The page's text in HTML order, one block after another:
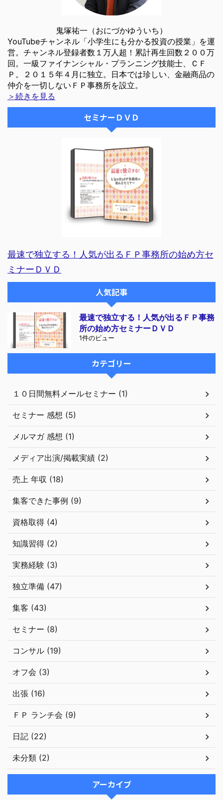
鬼塚祐一（おにづかゆういち）
YouTubeチャンネル「小学生にも分かる投資の授業」を運
営。チャンネル登録者数１万人超！累計再生回数２００万
回。一級ファイナンシャル・プランニング技能士、ＣＦ
Ｐ。２０１５年４月に独立。日本では珍しい、金融商品の
仲介を一切しないＦＰ事務所を設立。
＞続きを見る
セミナーＤＶＤ
最速で独立する！人気が出るＦＰ事務所の始め方セ
ミナーＤＶＤ
人気記事
最速で独立する！人気が出るＦＰ事務
所の始め方セミナーＤＶＤ
1件のビュー
カテゴリー
１０日間無料メールセミナー (1)
セミナー 感想 (5)
メルマガ 感想 (1)
メディア出演/掲載実績 (2)
売上 年収 (18)
集客できた事例 (9)
資格取得 (4)
知識習得 (2)
実務経験 (3)
独立準備 (47)
集客 (43)
セミナー (8)
コンサル (19)
オフ会 (3)
出張 (16)
ＦＰ ランチ会 (9)
日記 (22)
未分類 (2)
アーカイブ